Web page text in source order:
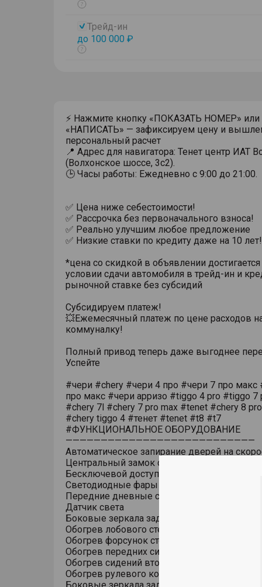
Показать
Трейд-ин
до 100 000 ₽
Показать
⚡ Нажмите кнопку «ПОКАЗАТЬ НОМЕР» или
«НАПИСАТЬ» — зафиксируем цену и
персональный расчет
📍 Адрес для навигатора: Тенет центр ИАТ
(Волхонское шоссе, 3с2).
🕒 Часы работы: Ежедневно с 9:00 до 21:00.
✅ Цена ниже себестоимости!
✅ Рассрочка без первоначального взноса!
✅ Реально улучшим любое предложение
✅ Низкие ставки по кредиту даже на 10 лет!
*цена со скидкой в объявлении
условии сдачи автомобиля в трейд-ин и
рыночной ставке без субсидий
Субсидируем платеж!
💥Ежемесячный платеж по цене расходов
коммуналку!
Полный привод теперь даже выгоднее
Успейте
#чери #chery #чери 4 про #чери 7 про макс
про макс #чери арризо #tiggo 4 pro #tiggo 7
#chery 7l #chery 7 pro max #tenet #chery 8
#chery tiggo 4 #тенет #tenet #t8 #t7
#ФУНКЦИОНАЛЬНОЕ ОБОРУДОВАНИЕ
———————————————————————————
Автоматическое запирание дверей на
Центральный замок с дистанционным
Бесключевой доступ (ключ в кармане)
Светодиодные фары основного света
Передние дневные светодиодные ходовые
Датчик света
Боковые зеркала заднего вида с обогревом
Обогрев лобового стекла
Обогрев форсунок стеклоомывателя
Обогрев передних сидений
Обогрев сидений второго ряда
Обогрев рулевого колеса